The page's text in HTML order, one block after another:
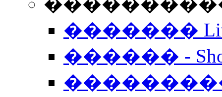
�������
������ -